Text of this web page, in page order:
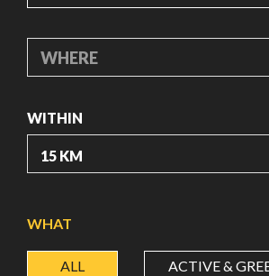
WHERE
WITHIN
LATITUDE
WHAT
ALL ACTIVE &